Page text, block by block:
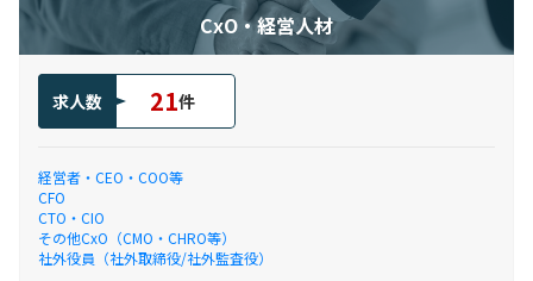
CxO・経営人材
求人数 21件
経営者・CEO・COO等
CFO
CTO・CIO
その他CxO（CMO・CHRO等）
社外役員（社外取締役/社外監査役）